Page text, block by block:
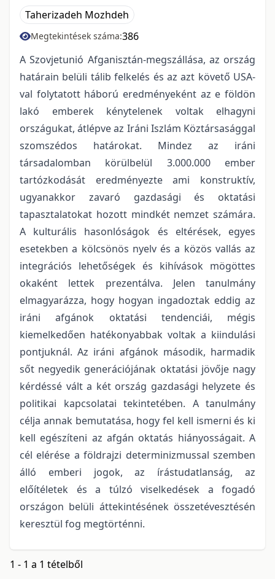
Taherizadeh Mozhdeh
Megtekintések száma:386
A Szovjetunió Afganisztán-megszállása, az ország
határain belüli tálib felkelés és az azt követő USA-
val folytatott háború eredményeként az e földön
lakó emberek kénytelenek voltak elhagyni
országukat, átlépve az Iráni Iszlám Köztársasággal
szomszédos határokat. Mindez az iráni
társadalomban körülbelül 3.000.000 ember
tartózkodását eredményezte ami konstruktív,
ugyanakkor zavaró gazdasági és oktatási
tapasztalatokat hozott mindkét nemzet számára.
A kulturális hasonlóságok és eltérések, egyes
esetekben a kölcsönös nyelv és a közös vallás az
integrációs lehetőségek és kihívások mögöttes
okaként lettek prezentálva. Jelen tanulmány
elmagyarázza, hogy hogyan ingadoztak eddig az
iráni afgánok oktatási tendenciái, mégis
kiemelkedően hatékonyabbak voltak a kiindulási
pontjuknál. Az iráni afgánok második, harmadik
sőt negyedik generációjának oktatási jövője nagy
kérdéssé vált a két ország gazdasági helyzete és
politikai kapcsolatai tekintetében. A tanulmány
célja annak bemutatása, hogy fel kell ismerni és ki
kell egészíteni az afgán oktatás hiányosságait. A
cél elérése a földrajzi determinizmussal szemben
álló emberi jogok, az írástudatlanság, az
előítéletek és a túlzó viselkedések a fogadó
országon belüli áttekintésének összetévesztésén
keresztül fog megtörténni.
1 - 1 a 1 tételből